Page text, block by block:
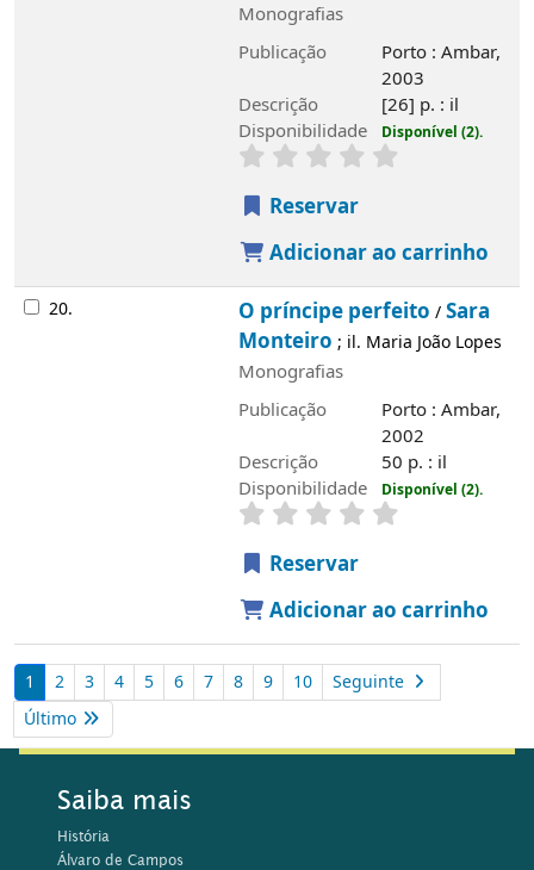
Monografias
Publicação
Porto : Ambar,
2003
Descrição
[26] p. : il
Disponibilidade
Disponível (2).
Reservar
Adicionar ao carrinho
20. O príncipe perfeito /Sara
Monteiro ; il. Maria João Lopes
Monografias
Publicação
Porto : Ambar,
2002
Descrição
50 p. : il
Disponibilidade
Disponível (2).
Reservar
Adicionar ao carrinho
1 2 3 4 5 6 7 8 9 10
Seguinte
Último
Saiba mais
História
Álvaro de Campos